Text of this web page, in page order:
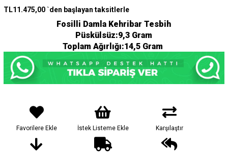
TL11.475,00 `den başlayan taksitlerle
Fosilli Damla Kehribar Tesbih
Püskülsüz:9,3 Gram
Toplam Ağırlığı:14,5 Gram
Favorilere Ekle İstek Listeme Ekle Karşılaştır